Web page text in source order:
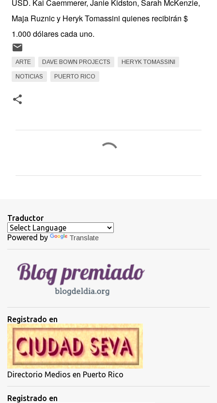
USD. Kai Caemmerer, Janie Kidston, Sarah McKenzie,
Maja Ruznic y Heryk Tomassini quienes recibirán $
1.000 dólares cada uno.
ARTE DAVE BOWN PROJECTS HERYK TOMASSINI
NOTICIAS PUERTO RICO
a
r
o
s
Traductor
Powered by Translate
Registrado en
Directorio Medios en Puerto Rico
Registrado en